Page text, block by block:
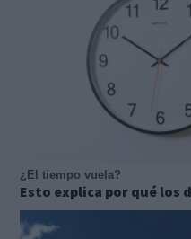
¿El tiempo vuela?
Esto explica por qué los